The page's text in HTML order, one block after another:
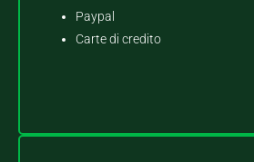
Paypal
Carte di credito